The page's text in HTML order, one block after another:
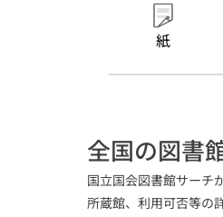
紙
全国の図書
国立国会図書館サーチ
所蔵館、利用可否等の